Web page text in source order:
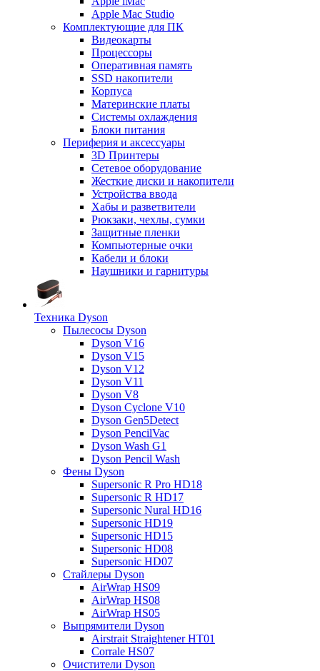
Apple Mac Studio
Комплектующие для ПК
Видеокарты
Процессоры
Оперативная память
SSD накопители
Корпуса
Материнские платы
Системы охлаждения
Блоки питания
Периферия и аксессуары
3D Принтеры
Сетевое оборудование
Жесткие диски и накопители
Устройства ввода
Хабы и разветвители
Рюкзаки, чехлы, сумки
Защитные пленки
Компьютерные очки
Кабели и блоки
Наушники и гарнитуры
Техника Dyson
Пылесосы Dyson
Dyson V16
Dyson V15
Dyson V12
Dyson V11
Dyson V8
Dyson Cyclone V10
Dyson Gen5Detect
Dyson PencilVac
Dyson Wash G1
Dyson Pencil Wash
Фены Dyson
Supersonic R Pro HD18
Supersonic R HD17
Supersonic Nural HD16
Supersonic HD19
Supersonic HD15
Supersonic HD08
Supersonic HD07
Стайлеры Dyson
AirWrap HS09
AirWrap HS08
AirWrap HS05
Выпрямители Dyson
Airstrait Straightener HT01
Corrale HS07
Очистители Dyson